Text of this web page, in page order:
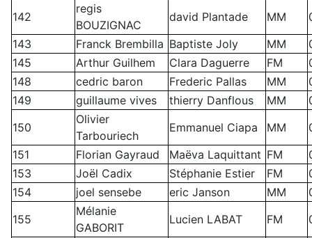
142
regis
BOUZIGNAC
david Plantade MM
143
Franck Brembilla Baptiste Joly MM
145
Arthur Guilhem Clara Daguerre FM
148
cedric baron Frederic Pallas MM
149
guillaume vives thierry Danflous MM
150
Olivier
Tarbouriech
Emmanuel Ciapa MM
151
Florian Gayraud Maëva Laquittant FM
153
Joël Cadix Stéphanie Estier FM
154
joel sensebe eric Janson MM
155
Mélanie
GABORIT
Lucien LABAT FM